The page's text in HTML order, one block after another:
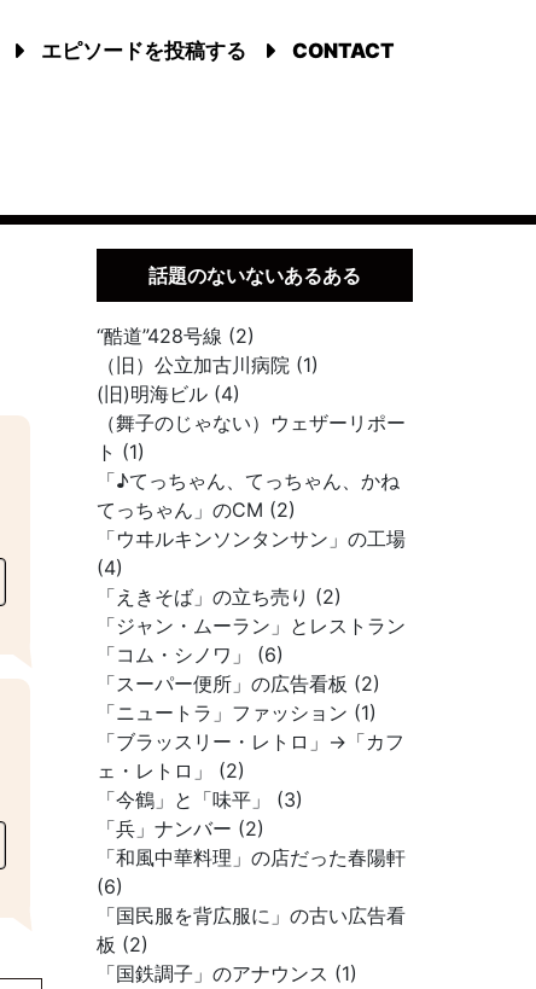
エピソードを投稿する CONTACT
話題のないないあるある
“酷道”428号線 (2)
（旧）公立加古川病院 (1)
(旧)明海ビル (4)
（舞子のじゃない）ウェザーリポー
ト (1)
「♪てっちゃん、てっちゃん、かね
てっちゃん」のCM (2)
「ウヰルキンソンタンサン」の工場
(4)
「えきそば」の立ち売り (2)
「ジャン・ムーラン」とレストラン
「コム・シノワ」 (6)
「スーパー便所」の広告看板 (2)
「ニュートラ」ファッション (1)
「ブラッスリー・レトロ」→「カフ
ェ・レトロ」 (2)
「今鶴」と「味平」 (3)
「兵」ナンバー (2)
「和風中華料理」の店だった春陽軒
(6)
「国民服を背広服に」の古い広告看
板 (2)
「国鉄調子」のアナウンス (1)